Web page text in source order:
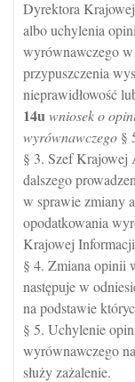
Dyrektora
albo uchylenia
wyrównawczego
przypuszczenia
nieprawidłowość
14uwniosek o
wyrównawczego §
§ 3. Szef Krajowej
dalszego
w sprawie zmiany
opodatkowania
Krajowej
§ 4. Zmiana opinii
następuje w
na podstawie
§ 5. Uchylenie
wyrównawczego
służy zażalenie.